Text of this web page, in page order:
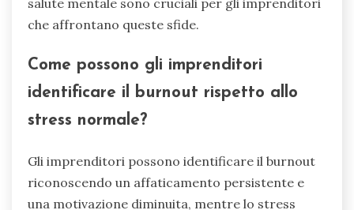
derealizzazione. Queste condizioni possono
influenzare significativamente la loro capacità di
disturbo bipolare, caratterizzato da sbalzi
d’umore estremi, può portare a periodi di alta
energia seguiti da bassi debilitanti. La ciclotimia
con fluttuazioni dell’umore croniche. Il disturbo
di depersonalizzazione-derealizzazione
comporta sentimenti di distacco da se stessi o